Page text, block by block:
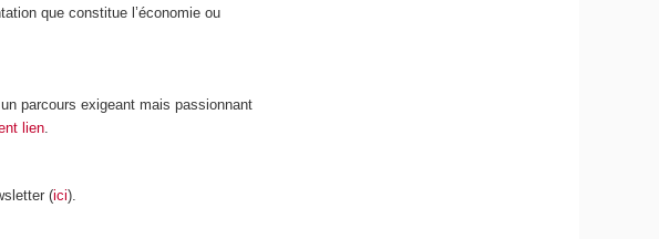
que constitue l’économie ou
parcours exigeant mais passionnant
lien
(ici).